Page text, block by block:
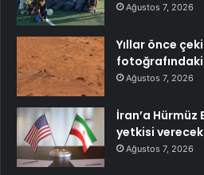
Ağustos 7, 2026
Yıllar önce
fotoğrafındaki
Ağustos 7, 2026
İran’a Hürmüz
yetkisi
Ağustos 7, 2026